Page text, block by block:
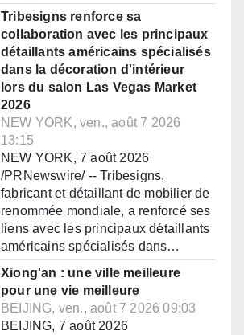
Tribesigns renforce sa
collaboration avec les principaux
détaillants américains spécialisés
dans la décoration d'intérieur
lors du salon Las Vegas Market
2026
NEW YORK, ven., août 7 2026
13:15
NEW YORK, 7 août 2026
/PRNewswire/ -- Tribesigns,
fabricant et détaillant de mobilier de
renommée mondiale, a renforcé ses
liens avec les principaux détaillants
américains spécialisés dans…
Xiong'an : une ville meilleure
pour une vie meilleure
BEIJING, ven., août 7 2026 09:03
BEIJING, 7 août 2026